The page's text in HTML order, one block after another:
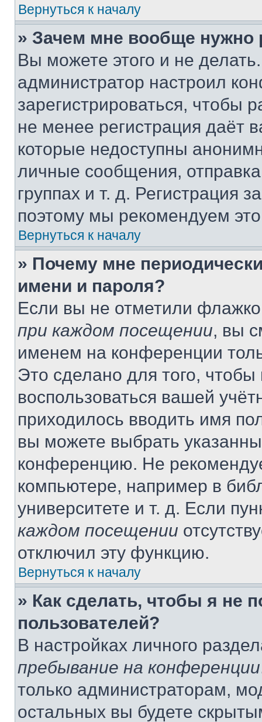
Вернуться к началу
» Зачем мне вообще нужно
Вы можете этого и не
администратор настроил
зарегистрироваться, чтобы
не менее регистрация даёт
которые недоступны
личные сообщения,
группах и т. д. Регистрация
поэтому мы рекомендуем
Вернуться к началу
» Почему мне
имени и пароля?
Если вы не отметили
при каждом посещении, вы
именем на конференции
Это сделано для того, чтобы
воспользоваться вашей
приходилось вводить имя
вы можете выбрать
конференцию. Не
компьютере, например в
университете и т. д. Если
каждом посещении
отключил эту функцию.
Вернуться к началу
» Как сделать, чтобы я не
пользователей?
В настройках личного
пребывание на конференции
только администраторам,
остальных вы будете